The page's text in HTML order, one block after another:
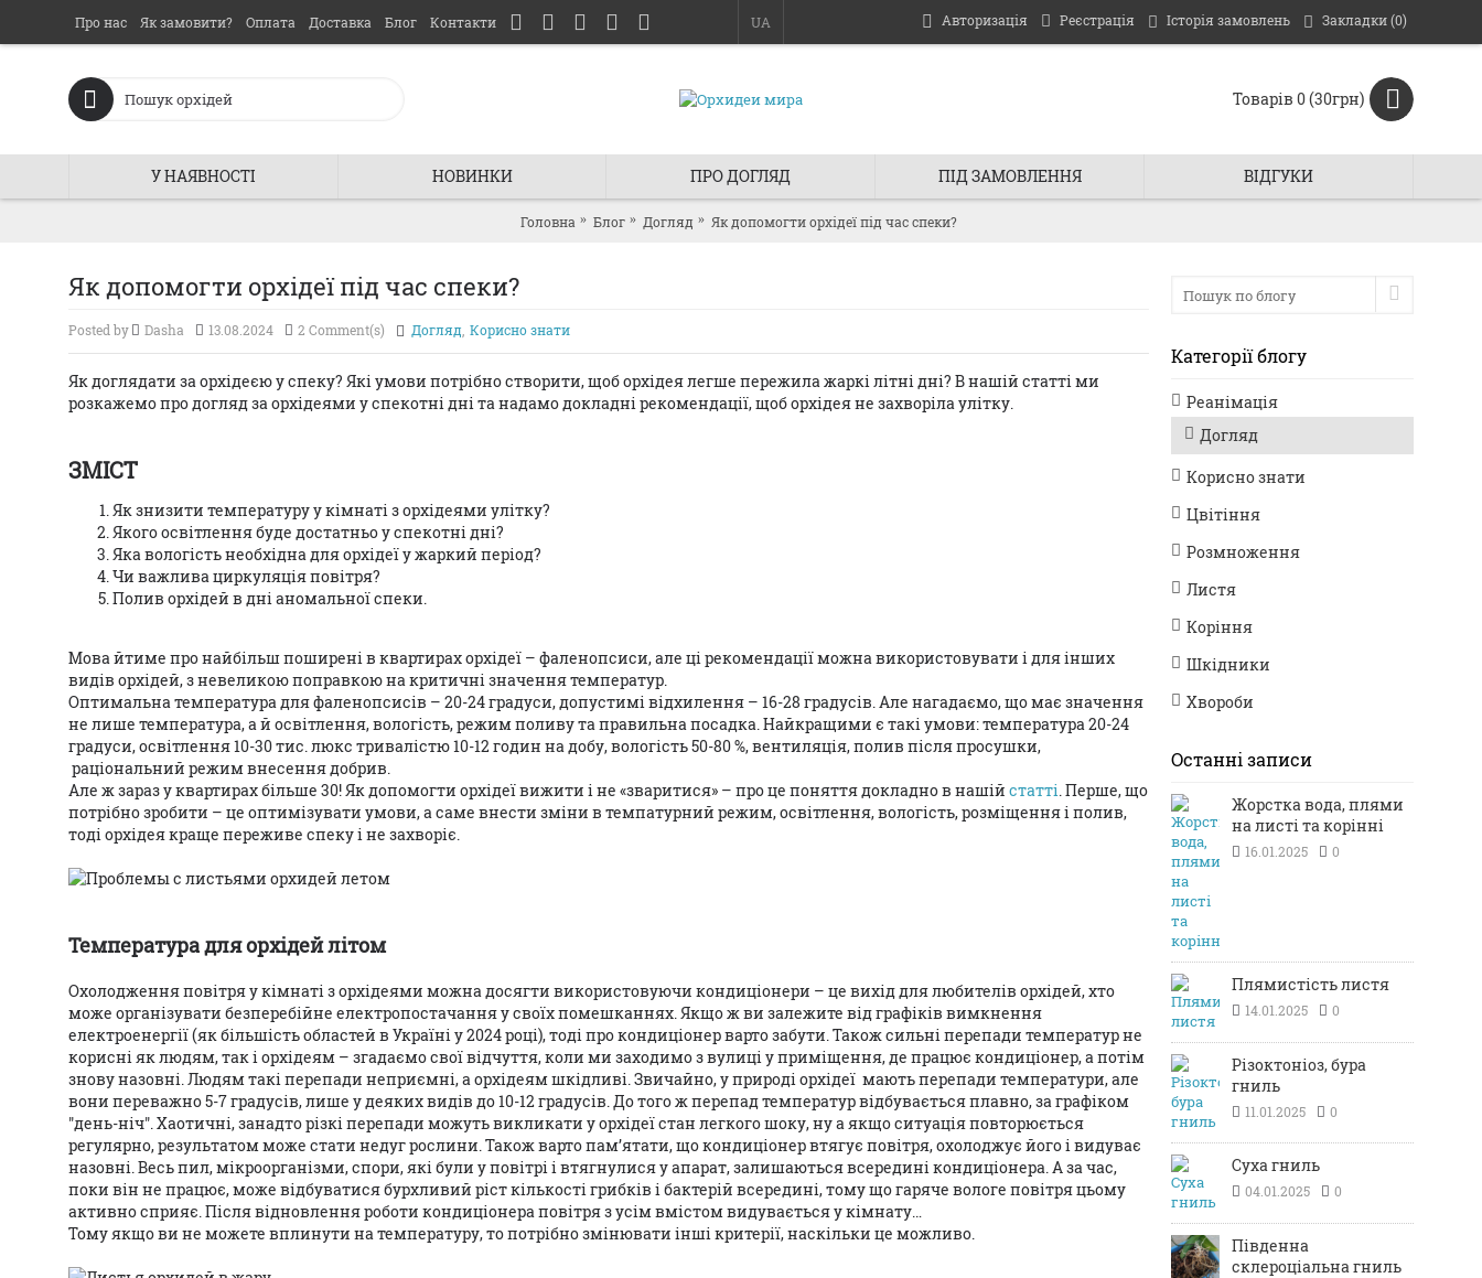
Про нас Як замовити? Оплата Доставка Блог Контакти UA Авторизація Реєстрація Історія замовлень Закладки (0)
Товарів 0 (30грн)
У НАЯВНОСТІ НОВИНКИ ПРО ДОГЛЯД ПІД ЗАМОВЛЕННЯ ВIДГУКИ
Головна Блог Догляд Як допомогти орхідеї під час спеки?
Категорії блогу
Реанімація
Догляд
Корисно знати
Цвітіння
Розмноження
Листя
Коріння
Шкідники
Хвороби
Останні записи
Жорстка вода, плями
на листі та корінні
16.01.2025 0
Плямистість листя
14.01.2025 0
Різоктоніоз, бура
гниль
11.01.2025 0
Суха гниль
04.01.2025 0
Південна
склероціальна гниль
Як допомогти орхідеї під час спеки?
Posted by Dasha 13.08.2024 2 Comment(s) Догляд Корисно знати
Як доглядати за орхідеєю у спеку? Які умови потрібно створити, щоб орхідея легше пережила жаркі літні дні? В нашій статті ми
розкажемо про догляд за орхідеями у спекотні дні та надамо докладні рекомендації, щоб орхідея не захворіла улітку.
ЗМІСТ
Як знизити температуру у кімнаті з орхідеями улітку?
Якого освітлення буде достатньо у спекотні дні?
Яка вологість необхідна для орхідеї у жаркий період?
Чи важлива циркуляція повітря?
Полив орхідей в дні аномальної спеки.
Мова йтиме про найбільш поширені в квартирах орхідеї – фаленопсиси, але ці рекомендації можна використовувати і для інших
видів орхідей, з невеликою поправкою на критичні значення температур.
Оптимальна температура для фаленопсисів – 20-24 градуси, допустимі відхилення – 16-28 градусів. Але нагадаємо, що має значення
не лише температура, а й освітлення, вологість, режим поливу та правильна посадка. Найкращими є такі умови: температура 20-24
градуси, освітлення 10-30 тис. люкс тривалістю 10-12 годин на добу, вологість 50-80 %, вентиляція, полив після просушки,
раціональний режим внесення добрив.
Але ж зараз у квартирах більше 30! Як допомогти орхідеї вижити і не «зваритися» – про це поняття докладно в нашій статті. Перше, що
потрібно зробити – це оптимізувати умови, а саме внести зміни в темпатурний режим, освітлення, вологість, розміщення і полив,
тоді орхідея краще переживе спеку і не захворіє.
Температура для орхідей літом
Охолодження повітря у кімнаті з орхідеями можна досягти використовуючи кондиціонери – це вихід для любителів орхідей, хто
може організувати безперебійне електропостачання у своїх помешканнях. Якщо ж ви залежите від графіків вимкнення
електроенергії (як більшість областей в Україні у 2024 році), тоді про кондиціонер варто забути. Також сильні перепади температур не
корисні як людям, так і орхідеям – згадаємо свої відчуття, коли ми заходимо з вулиці у приміщення, де працює кондиціонер, а потім
знову назовні. Людям такі перепади неприємні, а орхідеям шкідливі. Звичайно, у природі орхідеї мають перепади температури, але
вони переважно 5-7 градусів, лише у деяких видів до 10-12 градусів. До того ж перепад температур відбувається плавно, за графіком
"день-ніч". Хаотичні, занадто різкі перепади можуть викликати у орхідеї стан легкого шоку, ну а якщо ситуація повторюється
регулярно, результатом може стати недуг рослини. Також варто пам’ятати, що кондиціонер втягує повітря, охолоджує його і видуває
назовні. Весь пил, мікроорганізми, спори, які були у повітрі і втягнулися у апарат, залишаються всередині кондиціонера. А за час,
поки він не працює, може відбуватися бурхливий ріст кількості грибків і бактерій всередині, тому що гаряче вологе повітря цьому
активно сприяє. Після відновлення роботи кондиціонера повітря з усім вмістом видувається у кімнату…
Тому якщо ви не можете вплинути на температуру, то потрібно змінювати інші критерії, наскільки це можливо.